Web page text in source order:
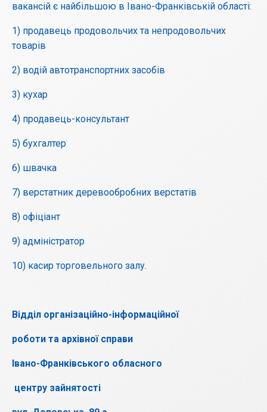
вакансій є найбільшою в Івано-Франківській області:
1) продавець продовольчих та непродовольчих
товарів
2) водій автотранспортних засобів
3) кухар
4) продавець-консультант
5) бухгалтер
6) швачка
7) верстатник деревообробних верстатів
8) офіціант
9) адміністратор
10) касир торговельного залу.
Відділ організаційно-інформаційної
роботи та архівної справи
Івано-Франківського обласного
центру зайнятості